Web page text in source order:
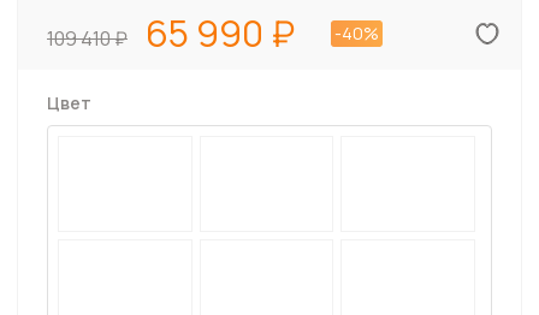
109 410 65 990 -40%
Цвет